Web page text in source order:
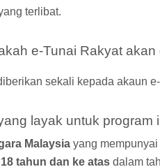
terlibat.
e-Tunai Rakyat akan
sekali kepada akaun
layak untuk program
Malaysiayang mempunyai
tahun dan ke atasdalam